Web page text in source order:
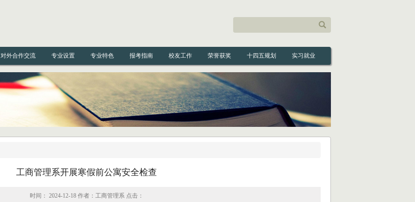
对外合作交流 专业设置 专业特色 报考指南 校友工作 荣誉获奖 十四五规划 实习就业
工商管理系开展寒假前公寓安全检查
时间： 2024-12-18 作者：工商管理系 点击：